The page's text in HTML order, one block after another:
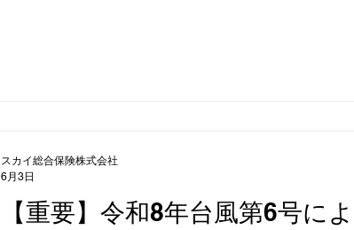
【重要】令和8年台風第6号によ
スカイ総合保険株式会社
6月3日